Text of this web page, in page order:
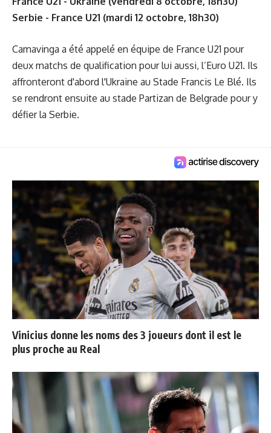
Serbie - France U21 (mardi 12 octobre, 18h30)
Camavinga a été appelé en équipe de France U21 pour
deux matchs de qualification pour lui aussi, l’Euro U21. Ils
affronteront d'abord l'Ukraine au Stade Francis Le Blé. Ils
se rendront ensuite au stade Partizan de Belgrade pour y
défier la Serbie.
Vinicius donne les noms des 3 joueurs dont il est le
plus proche au Real